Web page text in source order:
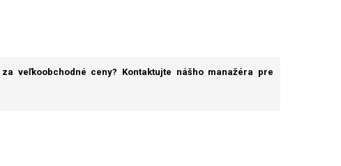
veľkoobchodné ceny? Kontaktujte nášho manažéra pre